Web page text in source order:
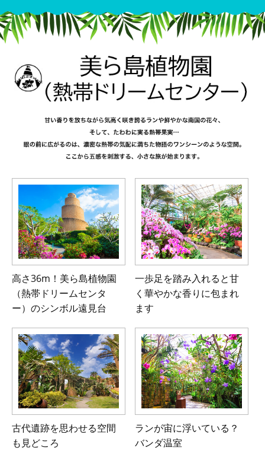
高さ36m！美ら島植物園
（熱帯ドリームセンタ
ー）のシンボル遠見台
一歩足を踏み入れると甘
く華やかな香りに包まれ
ます
古代遺跡を思わせる空間
も見どころ
ランが宙に浮いている？
バンダ温室